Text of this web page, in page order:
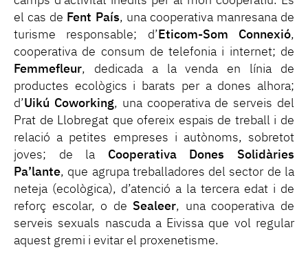
el cas de Fent País, una cooperativa manresana de
turisme responsable; d’ Eticom-Som Connexió,
cooperativa de consum de telefonia i internet; de
Femmefleur, dedicada a la venda en línia de
productes ecològics i barats per a dones alhora;
d’Uikú Coworking, una cooperativa de serveis del
Prat de Llobregat que ofereix espais de treball i de
relació a petites empreses i autònoms, sobretot
joves; de la Cooperativa Dones Solidàries
Pa’lante, que agrupa treballadores del sector de la
neteja (ecològica), d’atenció a la tercera edat i de
reforç escolar, o de Sealeer, una cooperativa de
serveis sexuals nascuda a Eivissa que vol regular
aquest gremi i evitar el proxenetisme.